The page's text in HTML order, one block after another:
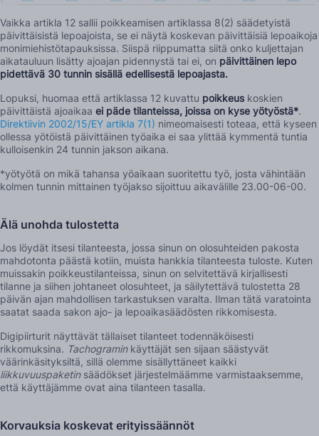
Vaikka artikla 12 sallii poikkeamisen artiklassa 8(2) säädetyistä
päivittäisistä lepoajoista, se ei näytä koskevan päivittäisiä lepoaikoja
monimiehistötapauksissa. Siispä riippumatta siitä onko kuljettajan
aikatauluun lisätty ajoajan pidennystä tai ei, on päivittäinen lepo
pidettävä 30 tunnin sisällä edellisestä lepoajasta.
Lopuksi, huomaa että artiklassa 12 kuvattu poikkeus koskien
päivittäistä ajoaikaa ei päde tilanteissa, joissa on kyse yötyöstä*.
Direktiivin 2002/15/EY artikla 7(1) nimeomaisesti toteaa, että kyseen
ollessa yötöistä päivittäinen työaika ei saa ylittää kymmentä tuntia
kulloisenkin 24 tunnin jakson aikana.
*yötyötä on mikä tahansa yöaikaan suoritettu työ, josta vähintään
kolmen tunnin mittainen työjakso sijoittuu aikavälille 23.00-06-00.
Älä unohda tulostetta
Jos löydät itsesi tilanteesta, jossa sinun on olosuhteiden pakosta
mahdotonta päästä kotiin, muista hankkia tilanteesta tuloste. Kuten
muissakin poikkeustilanteissa, sinun on selvitettävä kirjallisesti
tilanne ja siihen johtaneet olosuhteet, ja säilytettävä tulostetta 28
päivän ajan mahdollisen tarkastuksen varalta. Ilman tätä varatointa
saatat saada sakon ajo- ja lepoaikasäädösten rikkomisesta.
Digipiirturit näyttävät tällaiset tilanteet todennäköisesti
rikkomuksina. Tachogramin käyttäjät sen sijaan säästyvät
väärinkäsityksiltä, sillä olemme sisällyttäneet kaikki
liikkuvuuspaketinsäädökset järjestelmäämme varmistaaksemme,
että käyttäjämme ovat aina tilanteen tasalla.
Korvauksia koskevat erityissäännöt